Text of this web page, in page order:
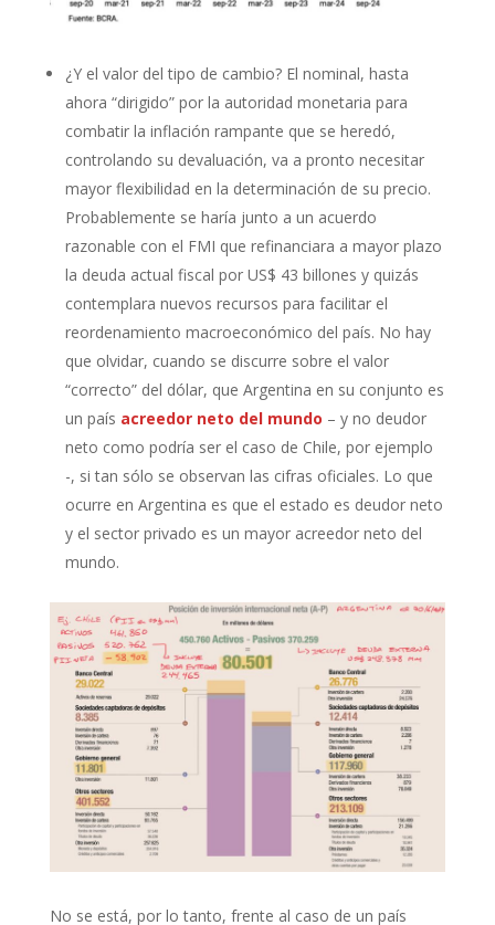
¿Y el valor del tipo de cambio? El nominal, hasta
ahora “dirigido” por la autoridad monetaria para
combatir la inflación rampante que se heredó,
controlando su devaluación, va a pronto necesitar
mayor flexibilidad en la determinación de su precio.
Probablemente se haría junto a un acuerdo
razonable con el FMI que refinanciara a mayor plazo
la deuda actual fiscal por US$ 43 billones y quizás
contemplara nuevos recursos para facilitar el
reordenamiento macroeconómico del país. No hay
que olvidar, cuando se discurre sobre el valor
“correcto” del dólar, que Argentina en su conjunto es
un país acreedor neto del mundo – y no deudor
neto como podría ser el caso de Chile, por ejemplo
-, si tan sólo se observan las cifras oficiales. Lo que
ocurre en Argentina es que el estado es deudor neto
y el sector privado es un mayor acreedor neto del
mundo.
No se está, por lo tanto, frente al caso de un país